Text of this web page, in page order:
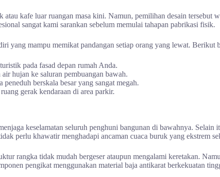
atau kafe luar ruangan masa kini. Namun, pemilihan desain
sangat kami sarankan sebelum memulai tahapan pabrikasi fisik.
yang mampu memikat pandangan setiap orang yang lewat.
pada fasad depan rumah Anda.
hujan ke saluran pembuangan bawah.
berskala besar yang sangat megah.
gerak kendaraan di area parkir.
keselamatan seluruh penghuni bangunan di bawahnya.
perlu khawatir menghadapi ancaman cuaca buruk yang ekstrem
rangka tidak mudah bergeser ataupun mengalami keretakan.
pengikat menggunakan material baja antikarat berkekuatan